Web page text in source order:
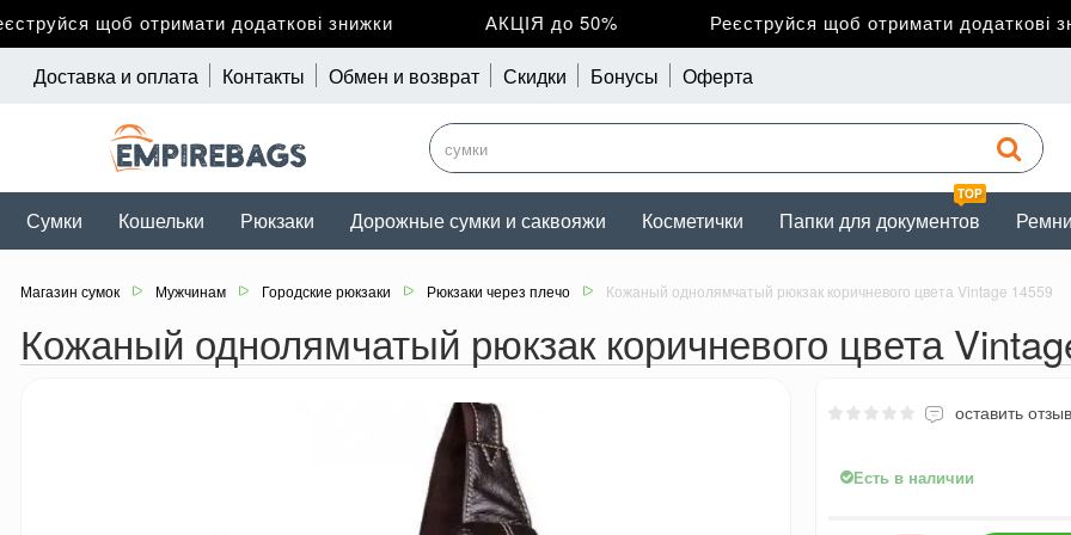
щоб отримати додаткові знижки АКЦІЯ до 50% Реєструйся щоб отримати додаткові
Доставка и оплата Контакты Обмен и возврат Скидки Бонусы Оферта
Сумки Кошельки Рюкзаки Дорожные сумки и саквояжи Косметички
TOP
Папки для документов Ремни
Магазин сумок Мужчинам Городские рюкзаки Рюкзаки через плечо Кожаный однолямчатый рюкзак коричневого цвета Vintage 14559
Кожаный однолямчатый рюкзак коричневого цвета
оставить отзыв
Есть в наличии